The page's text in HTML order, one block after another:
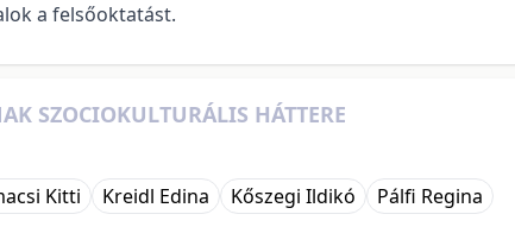
a felsőoktatást.
SZOCIOKULTURÁLIS HÁTTERE
Kitti Kreidl Edina Kőszegi Ildikó Pálfi Regina